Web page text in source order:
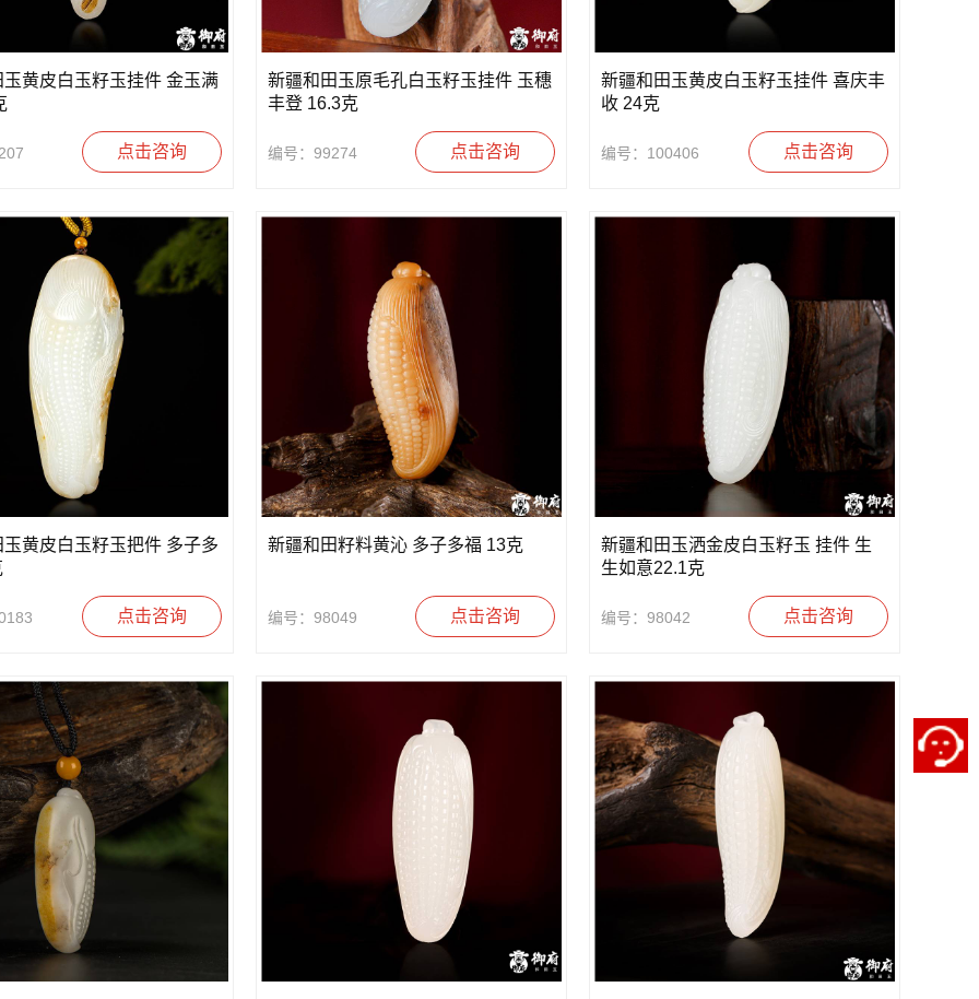
黄皮白玉籽玉挂件 金玉满
点击咨询
新疆和田玉原毛孔白玉籽玉挂件 玉穗
丰登 16.3克
编号：99274 点击咨询
新疆和田玉黄皮白玉籽玉挂件 喜庆丰
收 24克
编号：100406 点击咨询
黄皮白玉籽玉把件 多子多
点击咨询
新疆和田籽料黄沁 多子多福 13克
编号：98049 点击咨询
新疆和田玉洒金皮白玉籽玉 挂件 生
生如意22.1克
编号：98042 点击咨询